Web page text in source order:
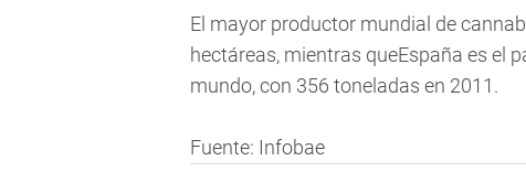
El mayor productor mundial de
hectáreas, mientras queEspaña es el
mundo, con 356 toneladas en 2011.
Fuente: Infobae